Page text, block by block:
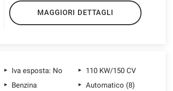
MAGGIORI DETTAGLI
Iva esposta: No
110 KW/150 CV
Benzina
Automatico (8)